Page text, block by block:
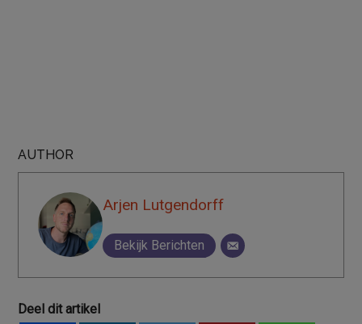
AUTHOR
Arjen Lutgendorff
Bekijk Berichten
Deel dit artikel